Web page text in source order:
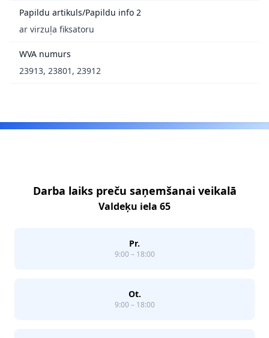
Papildu artikuls/Papildu info 2
ar virzuļa fiksatoru
WVA numurs
23913, 23801, 23912
Darba laiks preču saņemšanai veikalā
Valdeķu iela 65
Pr.
9:00 – 18:00
Ot.
9:00 – 18:00